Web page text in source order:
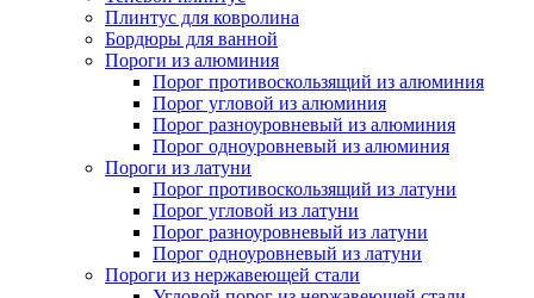
Плинтус для ковролина
Бордюры для ванной
Пороги из алюминия
Порог противоскользящий из алюминия
Порог угловой из алюминия
Порог разноуровневый из алюминия
Порог одноуровневый из алюминия
Пороги из латуни
Порог противоскользящий из латуни
Порог угловой из латуни
Порог разноуровневый из латуни
Порог одноуровневый из латуни
Пороги из нержавеющей стали